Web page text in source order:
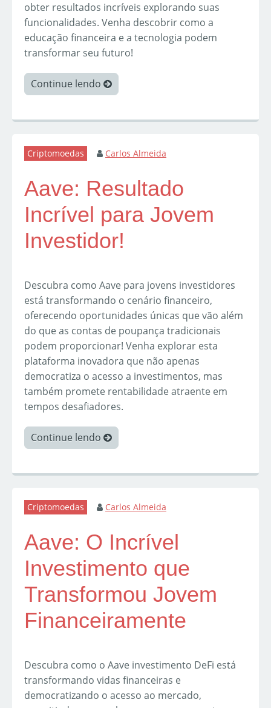
obter resultados incríveis explorando suas
funcionalidades. Venha descobrir como a
educação financeira e a tecnologia podem
transformar seu futuro!
Continue lendo
Criptomoedas Carlos Almeida
Aave: Resultado
Incrível para Jovem
Investidor!
Descubra como Aave para jovens investidores
está transformando o cenário financeiro,
oferecendo oportunidades únicas que vão além
do que as contas de poupança tradicionais
podem proporcionar! Venha explorar esta
plataforma inovadora que não apenas
democratiza o acesso a investimentos, mas
também promete rentabilidade atraente em
tempos desafiadores.
Continue lendo
Criptomoedas Carlos Almeida
Aave: O Incrível
Investimento que
Transformou Jovem
Financeiramente
Descubra como o Aave investimento DeFi está
transformando vidas financeiras e
democratizando o acesso ao mercado,